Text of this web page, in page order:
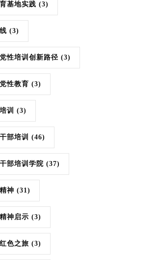
基地实践 (3)
(3)
性培训创新路径 (3)
性教育 (3)
训 (3)
部培训 (46)
部培训学院 (37)
神 (31)
神启示 (3)
色之旅 (3)